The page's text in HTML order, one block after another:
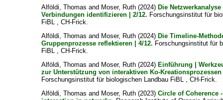
Alföldi, Thomas and Moser, Ruth (2024) Die
Verbindungen identifizieren | 2/12. Forschungsinstitut für
FiBL , CH-Frick.
Alföldi, Thomas and Moser, Ruth (2024) Die Timeline-
Gruppenprozesse reflektieren | 4/12. Forschungsinstitut für
FiBL , CH-Frick.
Alföldi, Thomas and Moser, Ruth (2024) Einführung |
zur Unterstützung von interaktiven Ko-Kreationsprozessen
Forschungsinstitut für biologischen Landbau FiBL , CH-Frick.
Alföldi, Thomas and Moser, Ruth (2023)Circle of Coherence